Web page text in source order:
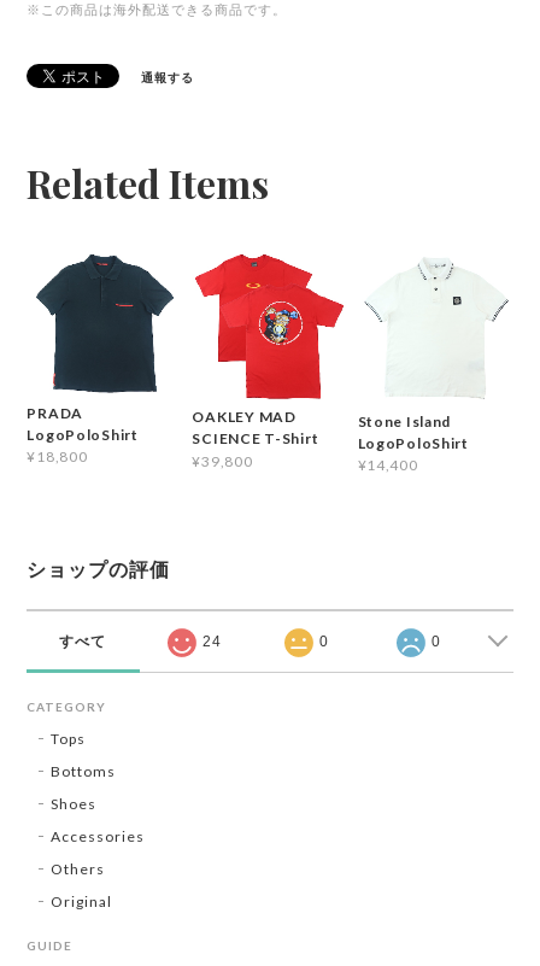
※この商品は海外配送できる商品です。
通報する
Related Items
PRADA
LogoPoloShirt
¥18,800
OAKLEY MAD
SCIENCE T-Shirt
¥39,800
Stone Island
LogoPoloShirt
¥14,400
ショップの評価
すべて 24 0 0
CATEGORY
Tops
Bottoms
Shoes
Accessories
Others
Original
GUIDE